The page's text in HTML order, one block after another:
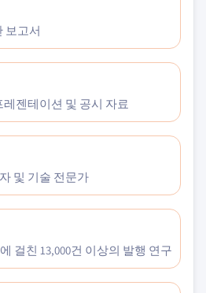
보고서
젠테이션 및 공시 자료
및 기술 전문가
걸친 13,000건 이상의 발행 연구